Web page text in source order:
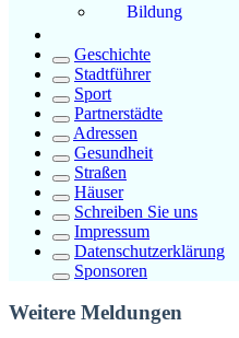
Bildung
Geschichte
Stadtführer
Sport
Partnerstädte
Adressen
Gesundheit
Straßen
Häuser
Schreiben Sie uns
Impressum
Datenschutzerklärung
Sponsoren
Weitere Meldungen